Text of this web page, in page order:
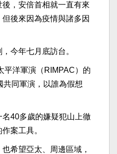
，安倍首相就一直有來
後來因為疫情與諸多因
今年七月底訪台。
平洋軍演（RIMPAC）的
同軍演，以誰為假想
40多歲的嫌疑犯山上徹
案工具。
希望亞太、周邊區域，